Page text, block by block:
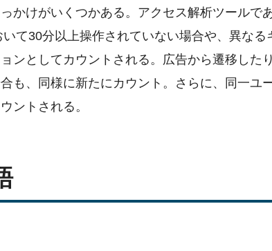
かけがいくつかある。アクセス解析ツールで
て30分以上操作されていない場合や、異なる
ンとしてカウントされる。広告から遷移した
も、同様に新たにカウント。さらに、同一ユ
ントされる。